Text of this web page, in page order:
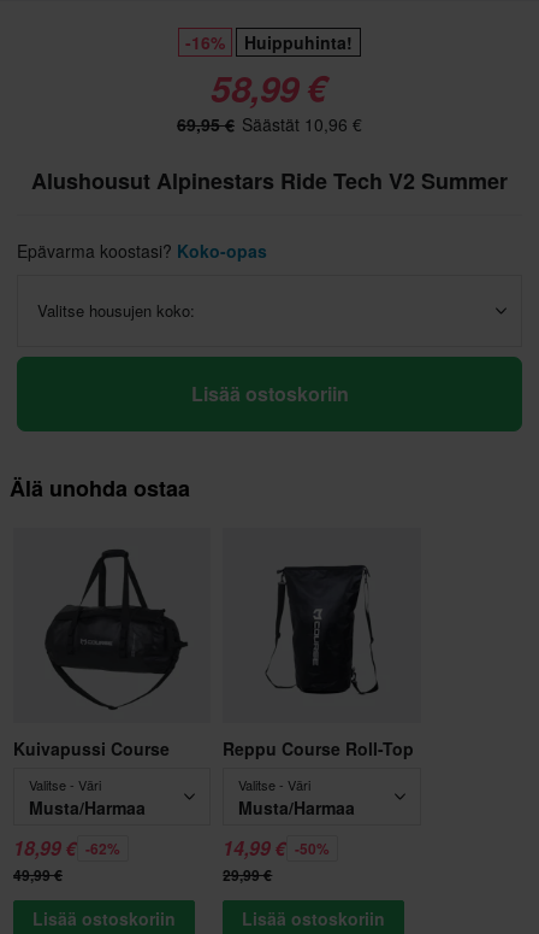
-16% Huippuhinta!
58,99 €
69,95 € Säästät 10,96 €
Alushousut Alpinestars Ride Tech V2 Summer
Epävarma koostasi? Koko-opas
Valitse housujen koko:
Lisää ostoskoriin
Älä unohda ostaa
Kuivapussi Course
Valitse - Väri
Musta/Harmaa
18,99 € -62%
49,99 €
Lisää ostoskoriin
Reppu Course Roll-Top
Valitse - Väri
Musta/Harmaa
14,99 € -50%
29,99 €
Lisää ostoskoriin